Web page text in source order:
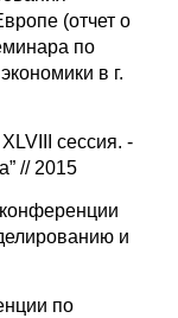
(отчет о
по
в г.
сессия. -
// 2015
и
по